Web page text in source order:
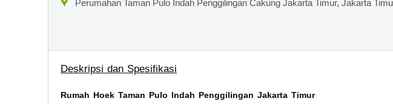
Perumahan Taman Pulo Indah Penggilingan Cakung Jakarta Timur, Jakarta
Deskripsi dan Spesifikasi
Rumah Hoek Taman Pulo Indah Penggilingan Jakarta Timur